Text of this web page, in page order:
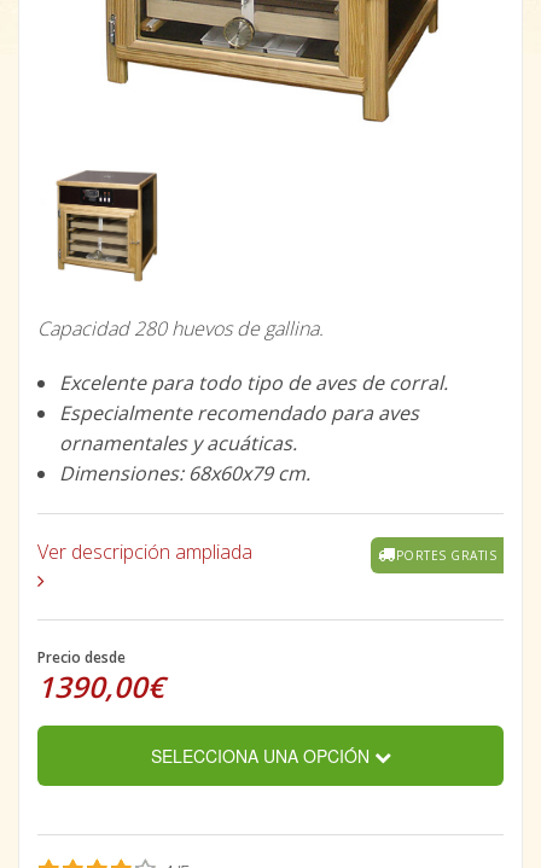
Capacidad 280 huevos de gallina.
Excelente para todo tipo de aves de corral.
Especialmente recomendado para aves
ornamentales y acuáticas.
Dimensiones: 68x60x79 cm.
Ver descripción ampliada PORTES GRATIS
Precio desde
1390,00€
SELECCIONA UNA OPCIÓN